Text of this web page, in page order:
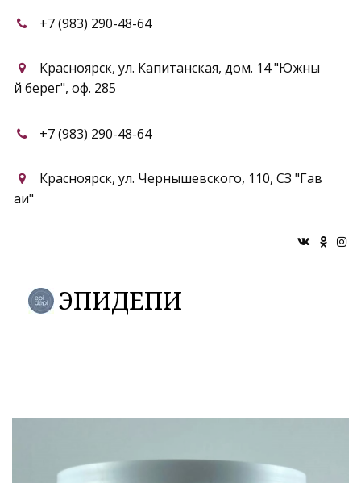
+7 (983) 290-48-64
Красноярск, ул. Капитанская, дом. 14 "Южны
й берег", оф. 285
+7 (983) 290-48-64
Красноярск, ул. Чернышевского, 110, СЗ "Гав
аи"
ЭПИДЕПИ